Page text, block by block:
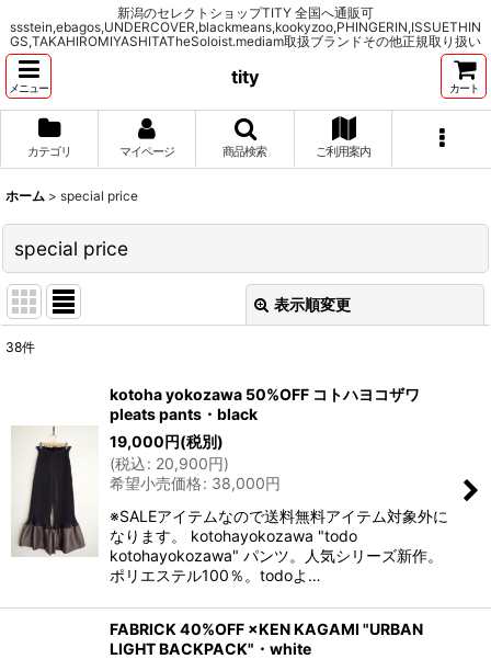
新潟のセレクトショップTITY 全国へ通販可
ssstein,ebagos,UNDERCOVER,blackmeans,kookyzoo,PHINGERIN,ISSUETHIN
GS,TAKAHIROMIYASHITATheSoloist.mediam取扱ブランドその他正規取り扱い
メニュー
tity
カート
カテゴリ マイページ 商品検索 ご利用案内
ホーム > special price
special price
表示順変更
並び順:
絞り込む
38件
kotoha yokozawa 50%OFF コトハヨコザワ
pleats pants・black
19,000円(税別)
(税込: 20,900円)
希望小売価格: 38,000円
※SALEアイテムなので送料無料アイテム対象外に
なります。 kotohayokozawa "todo
kotohayokozawa" パンツ。人気シリーズ新作。
ポリエステル100％。todoよ…
FABRICK 40%OFF ×KEN KAGAMI "URBAN
LIGHT BACKPACK"・white